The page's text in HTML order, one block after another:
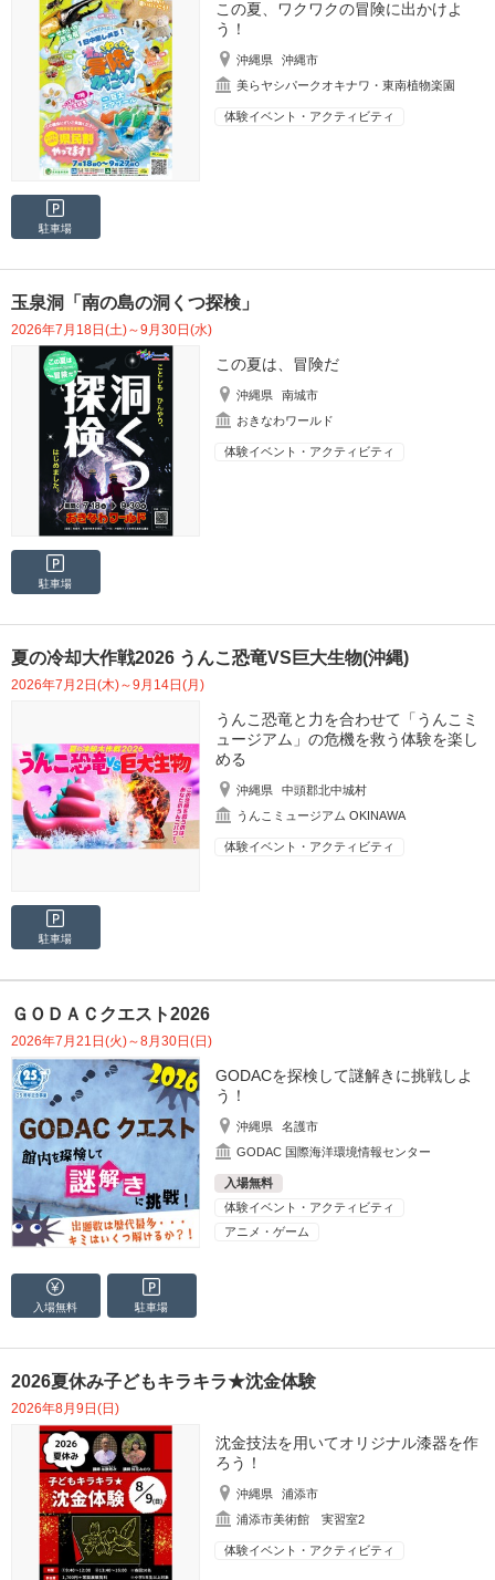
この夏、ワクワクの冒険に出かけよ
う！
沖縄県
沖縄市
美らヤシパークオキナワ・東南植物楽園
体験イベント・アクティビティ
駐車場
玉泉洞「南の島の洞くつ探検」
2026年7月18日(土)～9月30日(水)
この夏は、冒険だ
沖縄県
南城市
おきなわワールド
体験イベント・アクティビティ
駐車場
夏の冷却大作戦2026 うんこ恐竜VS巨大生物(沖縄)
2026年7月2日(木)～9月14日(月)
うんこ恐竜と力を合わせて「うんこミ
ュージアム」の危機を救う体験を楽し
める
沖縄県
中頭郡北中城村
うんこミュージアム OKINAWA
体験イベント・アクティビティ
駐車場
ＧＯＤＡＣクエスト2026
2026年7月21日(火)～8月30日(日)
GODACを探検して謎解きに挑戦しよ
う！
沖縄県
名護市
GODAC 国際海洋環境情報センター
入場無料
体験イベント・アクティビティ
アニメ・ゲーム
入場無料 駐車場
2026夏休み子どもキラキラ★沈金体験
2026年8月9日(日)
沈金技法を用いてオリジナル漆器を作
ろう！
沖縄県
浦添市
浦添市美術館 実習室2
体験イベント・アクティビティ